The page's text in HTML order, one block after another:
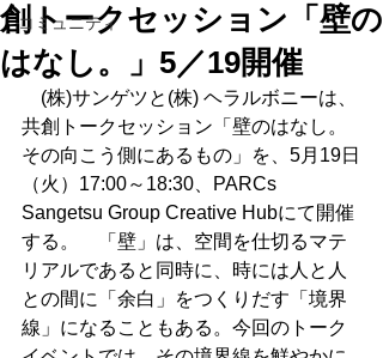
コミュニティ
創トークセッション「壁の
はなし。」5／19開催
(株)サンゲツと(株) ヘラルボニーは、
共創トークセッション「壁のはなし。
その向こう側にあるもの」を、5月19日
（火）17:00～18:30、PARCs
Sangetsu Group Creative Hubにて開催
する。　「壁」は、空間を仕切るマテ
リアルであると同時に、時には人と人
との間に「余白」をつくりだす「境界
線」になることもある。今回のトーク